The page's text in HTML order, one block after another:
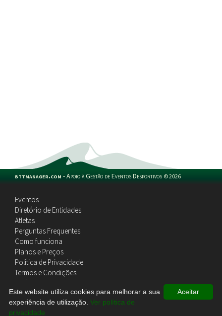
bttmanager.com -Apoio à Gestão de Eventos Desportivos ©2026
Eventos
Diretório de Entidades
Atletas
Perguntas Frequentes
Como funciona
Planos e Preços
Política de Privacidade
Termos e Condições
Política de Cookies
Contactos
Aceitar
Este website utiliza cookies para melhorar a sua
experiência de utilização. Ver política de
privacidade